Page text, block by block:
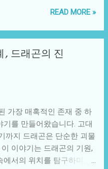
고, 그 해결책으로 반려동
런 상황에서 반려동물이
서, 그들과의 상호작용은
러한 관계의 상징적인 표
서, 우리는 반려동물과 더
반려동물의 건강 상태를
분석해주는 도구로 자리
떻게 나타나는지를 살펴
해 신화와 전설로 존재했
는 그를 현대적인 '히어
있다. 이러한 변신은 궁극
제시하게 된다. 예를 들어,
해결되는 모습을 보인다.
의 존재로서 상징한 '지혜
지를 알 수 있다. 최근 인
하는 '지식'과 '창의성'이 기
들은 기존의 업무 방식을
READ MORE »
, 드래곤의 진
가장 매혹적인 존재 중 하
를 만들어왔습니다. 고대
까지 드래곤은 단순한 괴물
이야기는 드래곤의 기원,
서의 위치를 탐구하며, 독